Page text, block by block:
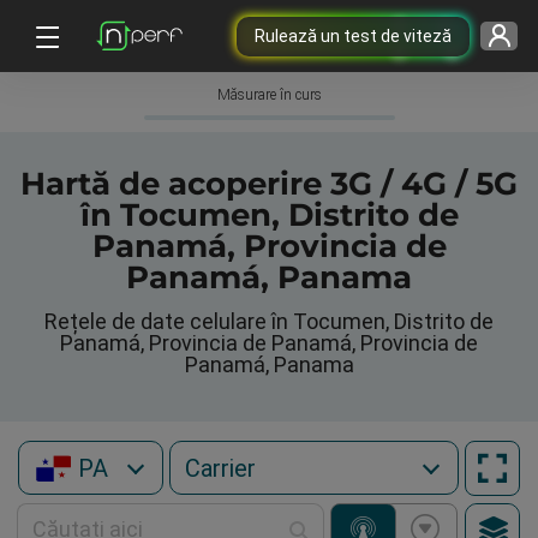
Rulează un test de viteză
Măsurare în curs
Hartă de acoperire 3G / 4G / 5G
în Tocumen, Distrito de
Panamá, Provincia de
Panamá, Panama
Rețele de date celulare în Tocumen, Distrito de
Panamá, Provincia de Panamá, Provincia de
Panamá, Panama
PA